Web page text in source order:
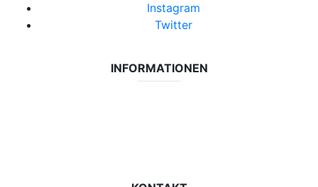
Instagram
Twitter
INFORMATIONEN